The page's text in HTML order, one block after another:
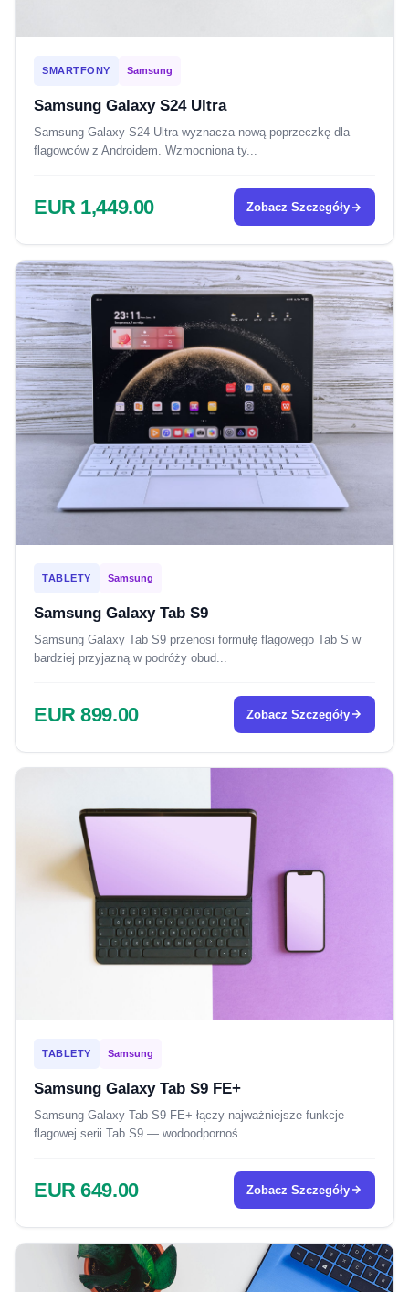
SMARTFONY Samsung
Samsung Galaxy S24 Ultra
Samsung Galaxy S24 Ultra wyznacza nową poprzeczkę dla
flagowców z Androidem. Wzmocniona ty...
EUR 1,449.00 Zobacz Szczegóły
TABLETY Samsung
Samsung Galaxy Tab S9
Samsung Galaxy Tab S9 przenosi formułę flagowego Tab S w
bardziej przyjazną w podróży obud...
EUR 899.00 Zobacz Szczegóły
TABLETY Samsung
Samsung Galaxy Tab S9 FE+
Samsung Galaxy Tab S9 FE+ łączy najważniejsze funkcje
flagowej serii Tab S9 — wodoodpornoś...
EUR 649.00 Zobacz Szczegóły